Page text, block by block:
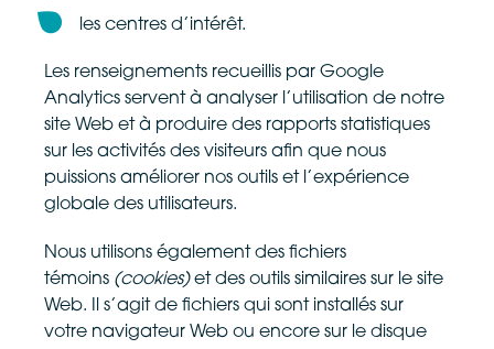
les centres d’intérêt.
Les renseignements recueillis par Google
Analytics servent à analyser l’utilisation de notre
site Web et à produire des rapports statistiques
sur les activités des visiteurs afin que nous
puissions améliorer nos outils et l’expérience
globale des utilisateurs.
Nous utilisons également des fichiers
témoins (cookies)et des outils similaires sur le site
Web. Il s’agit de fichiers qui sont installés sur
votre navigateur Web ou encore sur le disque